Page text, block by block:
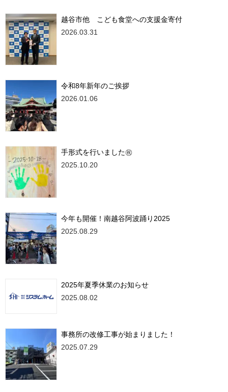
越谷市他 こども食堂への支援金寄付
2026.03.31
令和8年新年のご挨拶
2026.01.06
手形式を行いました㊗
2025.10.20
今年も開催！南越谷阿波踊り2025
2025.08.29
2025年夏季休業のお知らせ
2025.08.02
事務所の改修工事が始まりました！
2025.07.29